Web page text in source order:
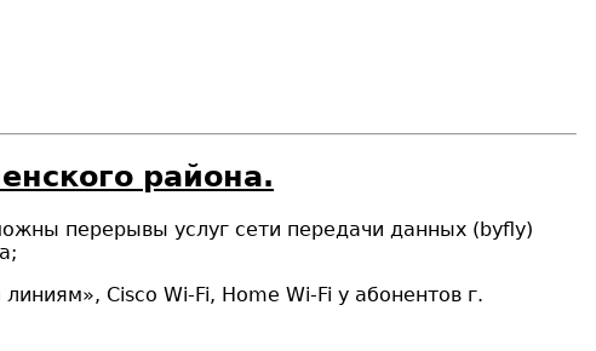
района.
перерывы услуг сети передачи данных (byfly)
Cisco Wi-Fi, Home Wi-Fi у абонентов г.